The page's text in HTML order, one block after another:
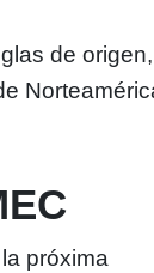
de origen,
próxima